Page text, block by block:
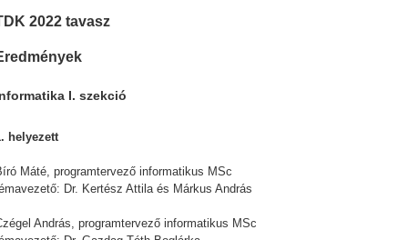
2022 tavasz
I. szekció
helyezett
Máté, programtervező informatikus MSc
Dr. Kertész Attila és Márkus András
András, programtervező informatikus MSc